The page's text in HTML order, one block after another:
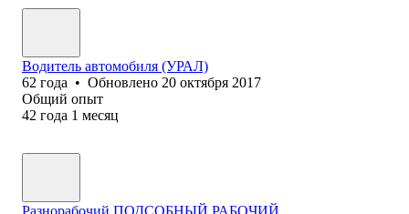
Водитель авто‎мобиля (УРАЛ)
62 года • Обновлено 20 октября 2017
Общий опыт
42 года 1 месяц
Разнор‎абочий.ПОДСОБНЫЙ РАБОЧИЙ